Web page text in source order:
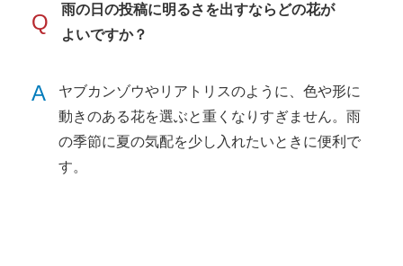
Q
雨の日の投稿に明るさを出すならどの花が
よいですか？
A
ヤブカンゾウやリアトリスのように、色や形に
動きのある花を選ぶと重くなりすぎません。雨
の季節に夏の気配を少し入れたいときに便利で
す。